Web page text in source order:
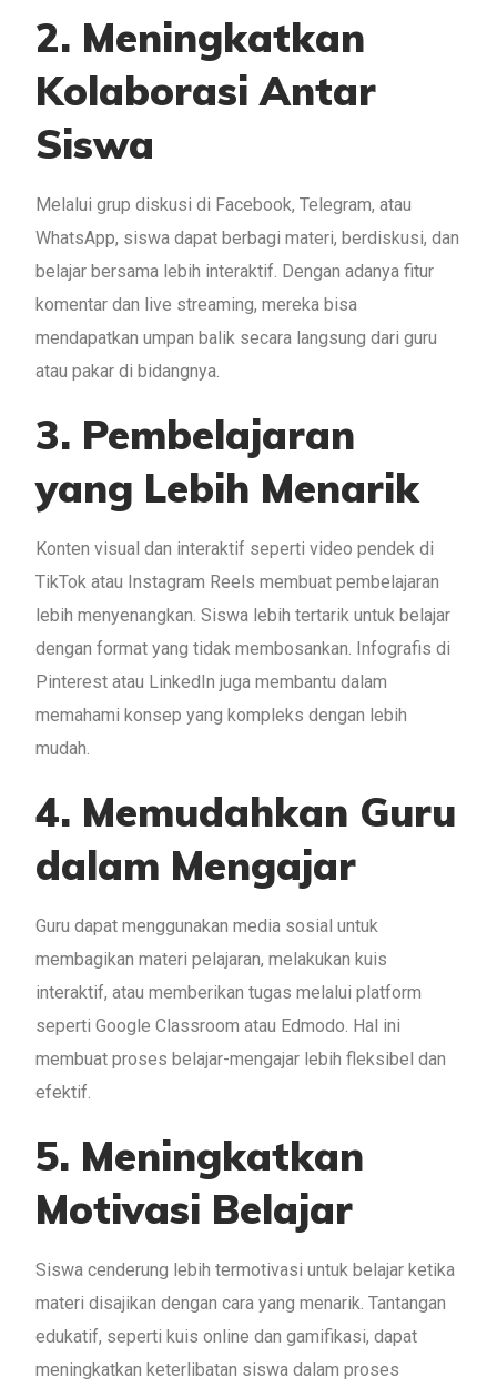
2. Meningkatkan
Kolaborasi Antar
Siswa
Melalui grup diskusi di Facebook, Telegram, atau
WhatsApp, siswa dapat berbagi materi, berdiskusi, dan
belajar bersama lebih interaktif. Dengan adanya fitur
komentar dan live streaming, mereka bisa
mendapatkan umpan balik secara langsung dari guru
atau pakar di bidangnya.
3. Pembelajaran
yang Lebih Menarik
Konten visual dan interaktif seperti video pendek di
TikTok atau Instagram Reels membuat pembelajaran
lebih menyenangkan. Siswa lebih tertarik untuk belajar
dengan format yang tidak membosankan. Infografis di
Pinterest atau LinkedIn juga membantu dalam
memahami konsep yang kompleks dengan lebih
mudah.
4. Memudahkan Guru
dalam Mengajar
Guru dapat menggunakan media sosial untuk
membagikan materi pelajaran, melakukan kuis
interaktif, atau memberikan tugas melalui platform
seperti Google Classroom atau Edmodo. Hal ini
membuat proses belajar-mengajar lebih fleksibel dan
efektif.
5. Meningkatkan
Motivasi Belajar
Siswa cenderung lebih termotivasi untuk belajar ketika
materi disajikan dengan cara yang menarik. Tantangan
edukatif, seperti kuis online dan gamifikasi, dapat
meningkatkan keterlibatan siswa dalam proses